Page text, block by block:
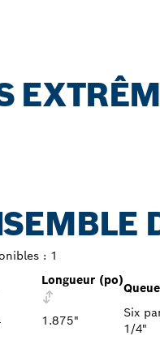
: 1
Longueur (po)
Queue
1.875"
Six
1/4"